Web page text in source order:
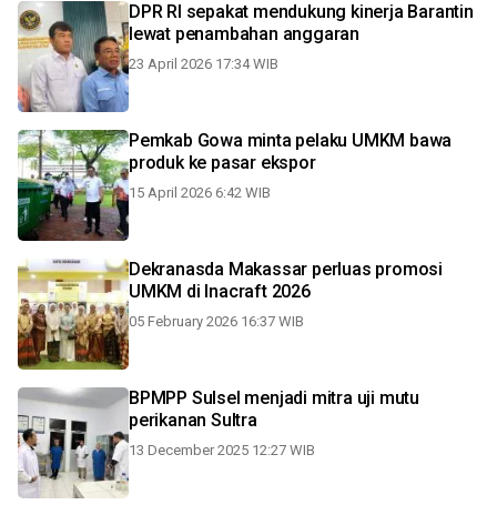
DPR RI sepakat mendukung kinerja Barantin
lewat penambahan anggaran
23 April 2026 17:34 WIB
Pemkab Gowa minta pelaku UMKM bawa
produk ke pasar ekspor
15 April 2026 6:42 WIB
Dekranasda Makassar perluas promosi
UMKM di Inacraft 2026
05 February 2026 16:37 WIB
BPMPP Sulsel menjadi mitra uji mutu
perikanan Sultra
13 December 2025 12:27 WIB